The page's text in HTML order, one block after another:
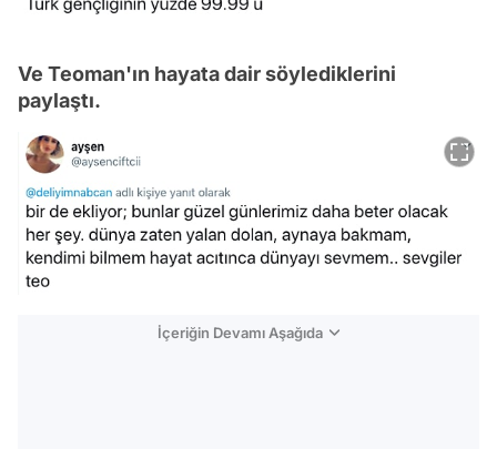
Ve Teoman'ın hayata dair söylediklerini
paylaştı.
İçeriğin Devamı Aşağıda